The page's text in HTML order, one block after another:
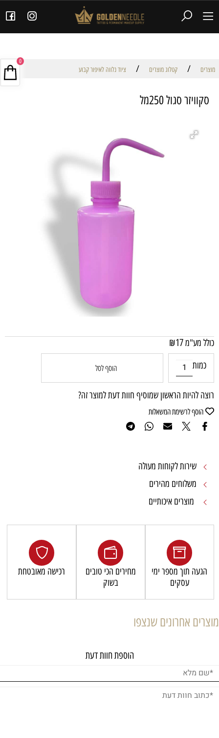
מוצרים / קטלוג מוצרים / ציוד נלווה לאיפור קבוע
סקוויזר סגול 250מל
כולל מע"מ ₪17
כמות הוסף לסל
רוצה להיות הראשון שמוסיף חוות דעת למוצר זה?
הוסף לרשימת המשאלות
שירות לקוחות מעולה
משלוחים מהירים
מוצרים איכותיים
הגעה תוך מספר ימי
עסקים
מחירים הכי טובים
בשוק
רכישה מאובטחת
0
מוצרים אחרונים שנצפו
הוספת חוות דעת